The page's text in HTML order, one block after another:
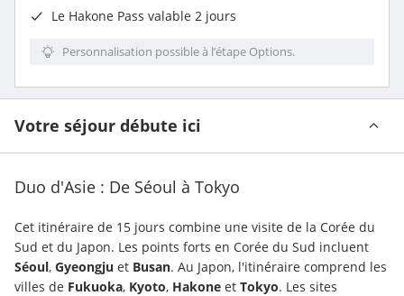
Le Hakone Pass valable 2 jours
Personnalisation possible à l’étape Options.
Votre séjour débute ici
Duo d'Asie : De Séoul à Tokyo
Cet itinéraire de 15 jours combine une visite de la Corée du
Séoul, Gyeongju et Busan. Au Japon, l'itinéraire comprend les
villes de Fukuoka, Kyoto, Hakone et Tokyo. Les sites